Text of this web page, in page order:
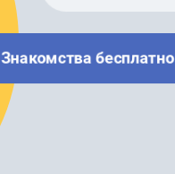
Знакомства бесплатно